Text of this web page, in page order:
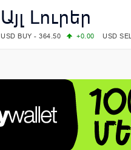
Այլ Լուրեր
USD BUY - 364.50 +0.00 USD
COMEX: PLATINUM - 1765.90
LME: ALUMINIUM - 3184.00
-0.27
LME: NICKEL - 17249.00
+0.09
LME: LEAD - 1877.50
-1.00
FOREX: USD/JPY - 157.68
+0.12
FOREX: EUR/USD - 1.1548
+0.11